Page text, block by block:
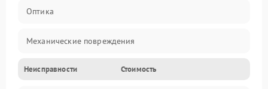
Оптика
Механические повреждения
Видео
Неисправности Стоимость